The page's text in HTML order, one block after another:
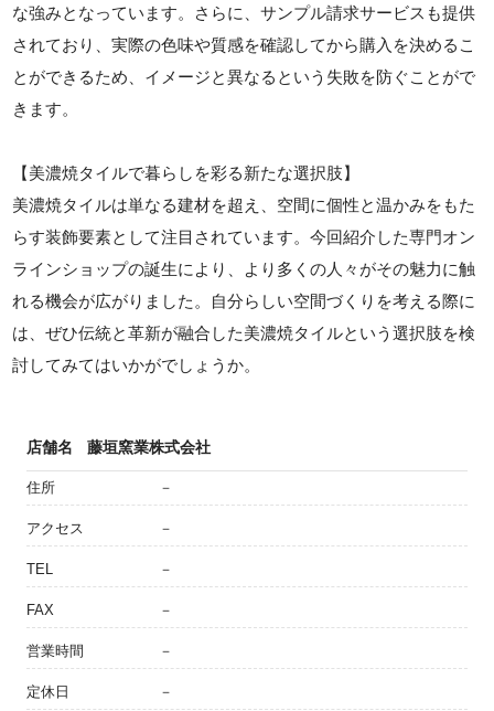
な強みとなっています。さらに、サンプル請求サービスも提供
されており、実際の色味や質感を確認してから購入を決めるこ
とができるため、イメージと異なるという失敗を防ぐことがで
きます。
【美濃焼タイルで暮らしを彩る新たな選択肢】
美濃焼タイルは単なる建材を超え、空間に個性と温かみをもた
らす装飾要素として注目されています。今回紹介した専門オン
ラインショップの誕生により、より多くの人々がその魅力に触
れる機会が広がりました。自分らしい空間づくりを考える際に
は、ぜひ伝統と革新が融合した美濃焼タイルという選択肢を検
討してみてはいかがでしょうか。
店舗名 藤垣窯業株式会社
住所 －
アクセス －
TEL －
FAX －
営業時間 －
定休日 －